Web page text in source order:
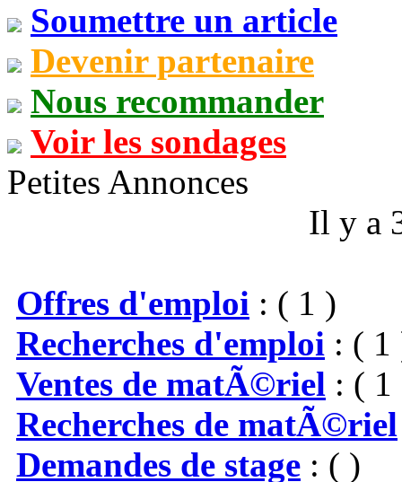
Soumettre un article
Devenir partenaire
Nous recommander
Voir les sondages
Petites Annonces
Il y a
Offres d'emploi : ( 1 )
Recherches d'emploi : ( 1
Ventes de matÃ©riel : ( 1
Recherches de matÃ©riel
Demandes de stage : ( )